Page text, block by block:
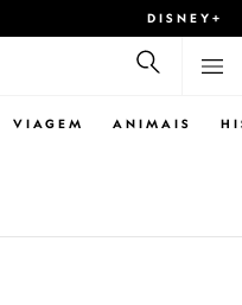
DISNEY+
VIAGEM ANIMAIS